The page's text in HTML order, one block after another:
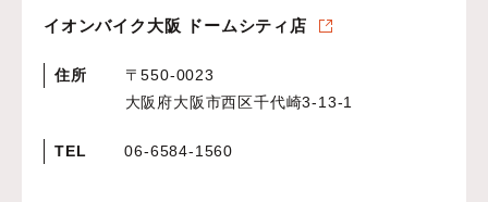
イオンバイク大阪 ドームシティ店
住所
〒550-0023
大阪府大阪市西区千代崎3-13-1
TEL 06-6584-1560